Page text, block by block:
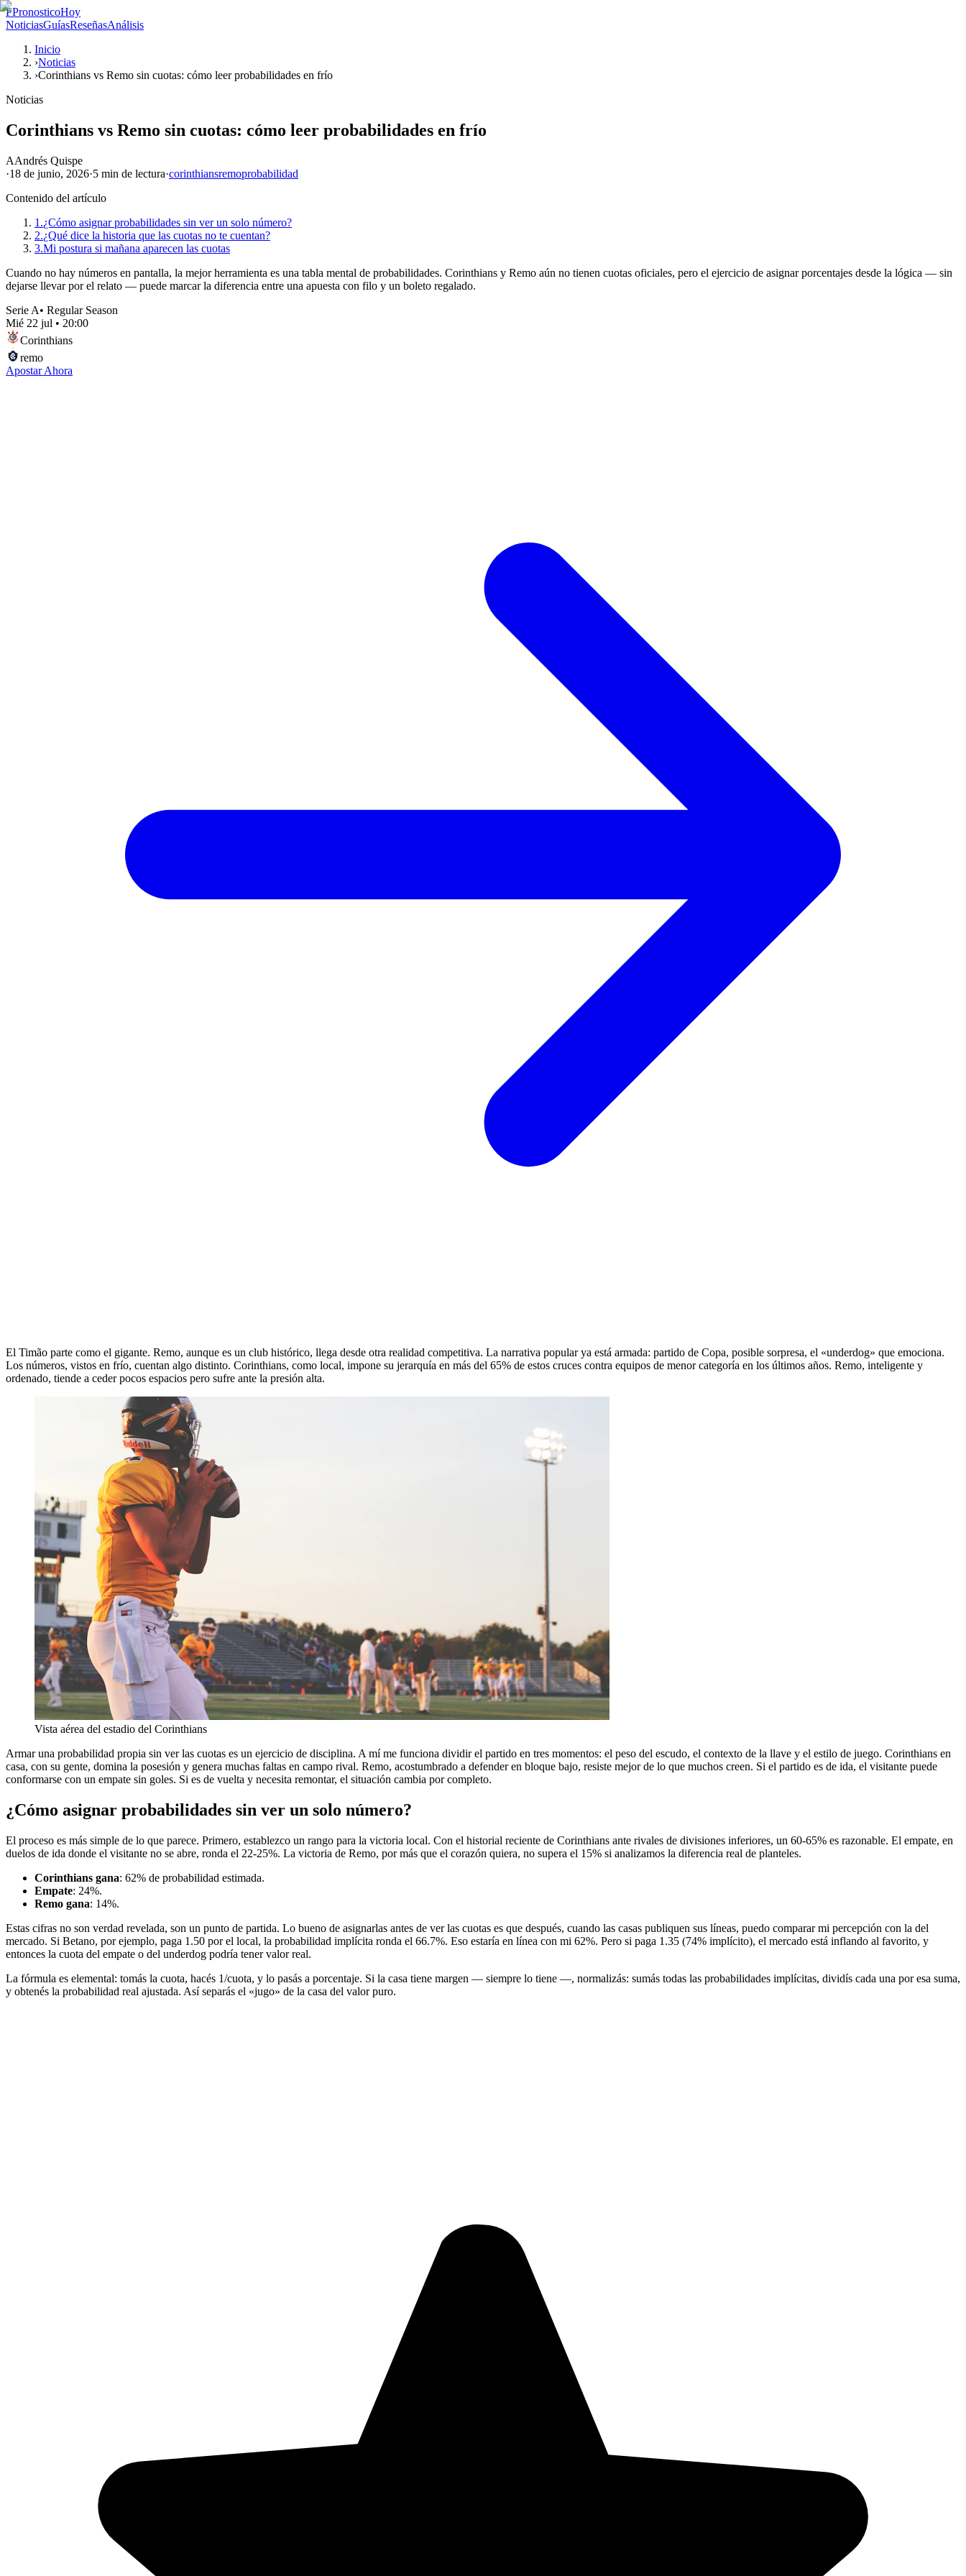
PPronosticoHoy
NoticiasGuíasReseñasAnálisis
Inicio
›Noticias
›Corinthians vs Remo sin cuotas: cómo leer probabilidades en frío
Noticias
Corinthians vs Remo sin cuotas: cómo leer probabilidades en frío
AAndrés Quispe
·18 de junio, 2026·5 min de lectura·corinthiansremoprobabilidad
Contenido del artículo
1.¿Cómo asignar probabilidades sin ver un solo número?
2.¿Qué dice la historia que las cuotas no te cuentan?
3.Mi postura si mañana aparecen las cuotas
Cuando no hay números en pantalla, la mejor herramienta es una tabla mental de probabilidades. Corinthians y Remo aún no tienen cuotas oficiales, pero el ejercicio de asignar porcentajes desde la lógica — sin
dejarse llevar por el relato — puede marcar la diferencia entre una apuesta con filo y un boleto regalado.
Serie A• Regular Season
Mié 22 jul • 20:00
Corinthians
remo
Apostar Ahora
El Timão parte como el gigante. Remo, aunque es un club histórico, llega desde otra realidad competitiva. La narrativa popular ya está armada: partido de Copa, posible sorpresa, el «underdog» que emociona.
Los números, vistos en frío, cuentan algo distinto. Corinthians, como local, impone su jerarquía en más del 65% de estos cruces contra equipos de menor categoría en los últimos años. Remo, inteligente y
ordenado, tiende a ceder pocos espacios pero sufre ante la presión alta.
Vista aérea del estadio del Corinthians
Armar una probabilidad propia sin ver las cuotas es un ejercicio de disciplina. A mí me funciona dividir el partido en tres momentos: el peso del escudo, el contexto de la llave y el estilo de juego. Corinthians en
casa, con su gente, domina la posesión y genera muchas faltas en campo rival. Remo, acostumbrado a defender en bloque bajo, resiste mejor de lo que muchos creen. Si el partido es de ida, el visitante puede
conformarse con un empate sin goles. Si es de vuelta y necesita remontar, el situación cambia por completo.
¿Cómo asignar probabilidades sin ver un solo número?
El proceso es más simple de lo que parece. Primero, establezco un rango para la victoria local. Con el historial reciente de Corinthians ante rivales de divisiones inferiores, un 60-65% es razonable. El empate, en
duelos de ida donde el visitante no se abre, ronda el 22-25%. La victoria de Remo, por más que el corazón quiera, no supera el 15% si analizamos la diferencia real de planteles.
Corinthians gana: 62% de probabilidad estimada.
Empate: 24%.
Remo gana: 14%.
Estas cifras no son verdad revelada, son un punto de partida. Lo bueno de asignarlas antes de ver las cuotas es que después, cuando las casas publiquen sus líneas, puedo comparar mi percepción con la del
mercado. Si Betano, por ejemplo, paga 1.50 por el local, la probabilidad implícita ronda el 66.7%. Eso estaría en línea con mi 62%. Pero si paga 1.35 (74% implícito), el mercado está inflando al favorito, y
entonces la cuota del empate o del underdog podría tener valor real.
La fórmula es elemental: tomás la cuota, hacés 1/cuota, y lo pasás a porcentaje. Si la casa tiene margen — siempre lo tiene —, normalizás: sumás todas las probabilidades implícitas, dividís cada una por esa suma,
y obtenés la probabilidad real ajustada. Así separás el «jugo» de la casa del valor puro.